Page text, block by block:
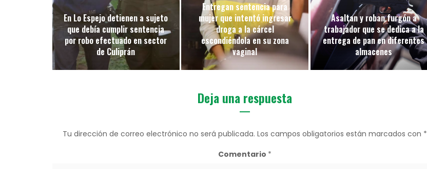
En Lo Espejo detienen a sujeto
que debía cumplir sentencia
por robo efectuado en sector
de Culiprán
Entregan sentencia para
mujer que intentó ingresar
droga a la cárcel
escondiéndola en su zona
vaginal
Asaltan y roban furgón a
trabajador que se dedica a la
entrega de pan en diferentes
almacenes
Deja una respuesta
Tu dirección de correo electrónico no será publicada. Los campos obligatorios están marcados con *
Comentario *